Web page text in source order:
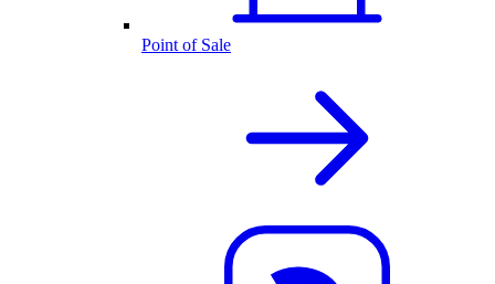
Point of Sale